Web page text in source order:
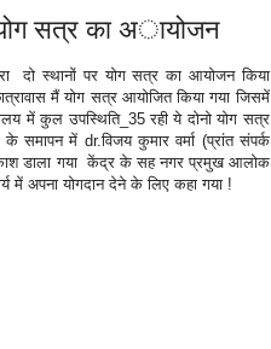
सत्र का अायोजन
दो स्थानों पर योग सत्र का आयोजन किया
मैं योग सत्र आयोजित किया गया जिसमें
में कुल उपस्थिति_35 रही ये दोनो योग सत्र
के समापन में dr.विजय कुमार वर्मा (प्रांत संपर्क
डाला गया केंद्र के सह नगर प्रमुख आलोक
में अपना योगदान देने के लिए कहा गया !